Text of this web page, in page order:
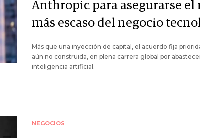
Anthropic para asegurarse el
más escaso del negocio
Más que una inyección de capital, el acuerdo fija
aún no construida, en plena carrera global por
inteligencia artificial.
NEGOCIOS